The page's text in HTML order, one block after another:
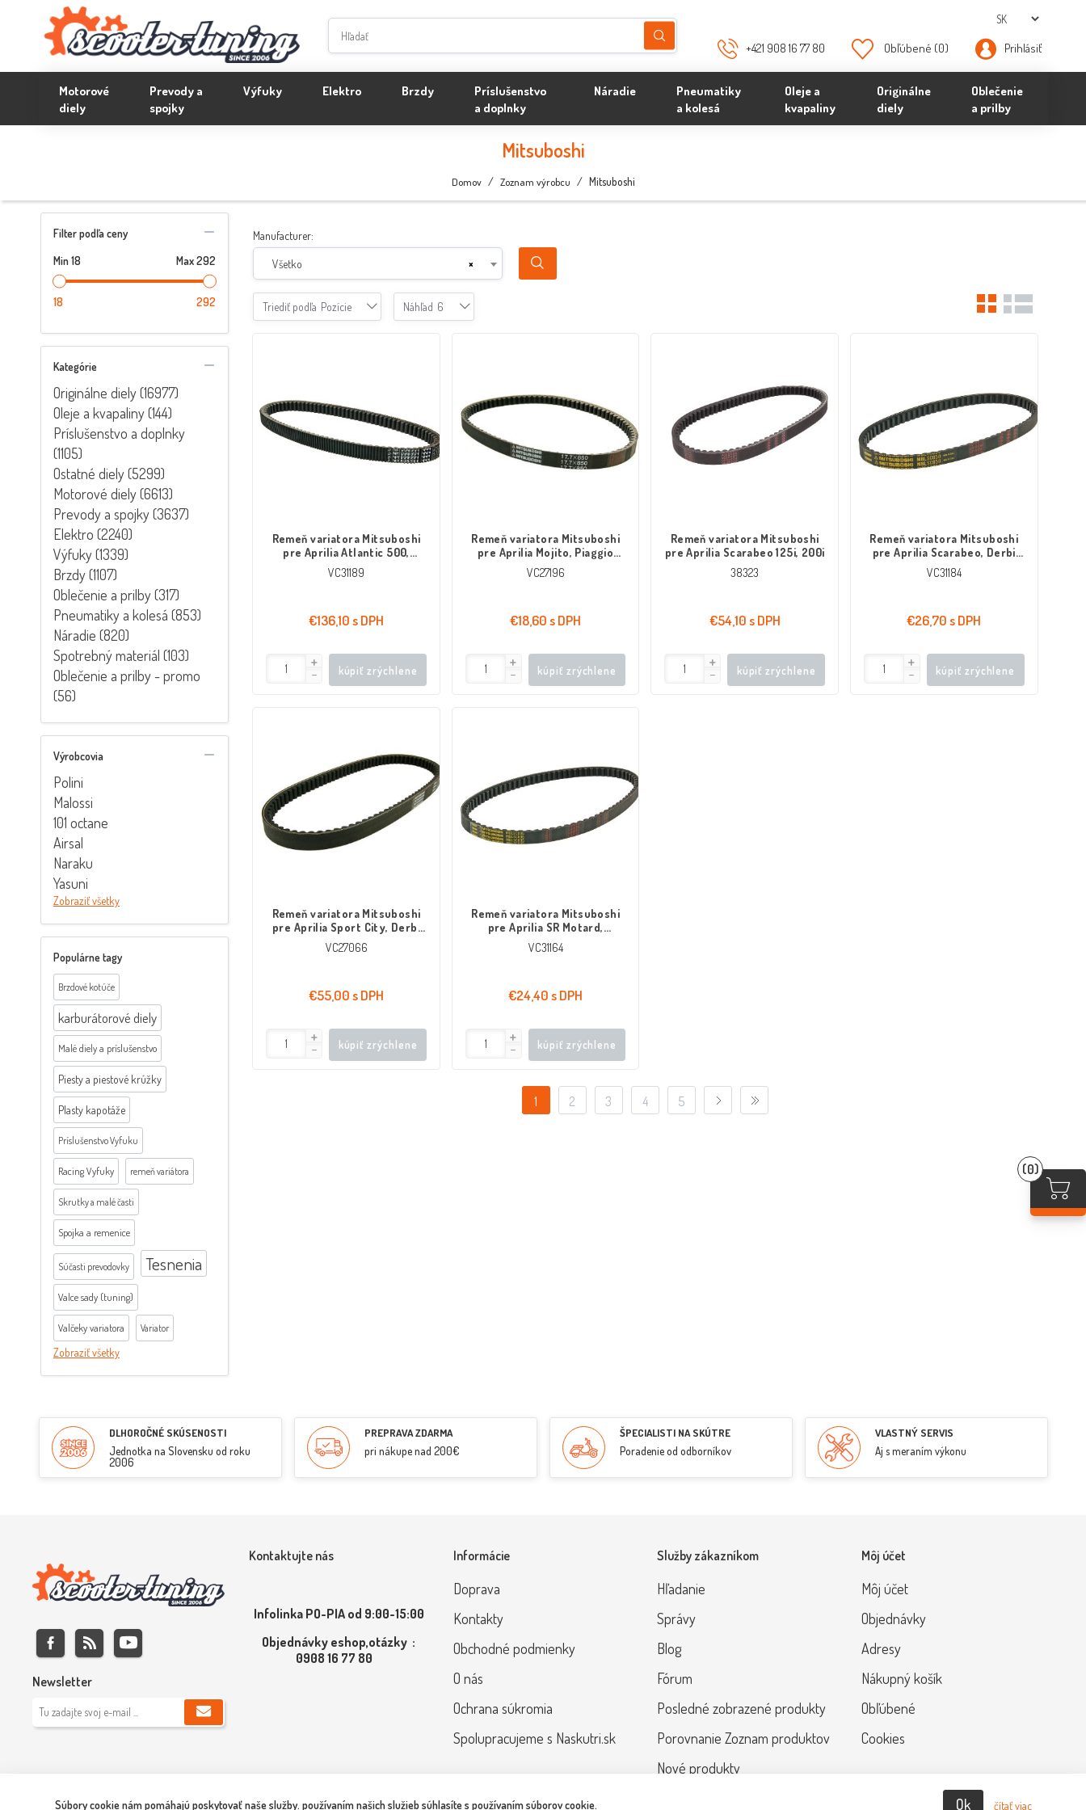
+421 908 16 77 80 Obľúbené (0) Prihlásiť
(0)
Motorové
diely
Prevody a
spojky
Výfuky Elektro Brzdy
Príslušenstvo
a doplnky
Náradie
Pneumatiky
a kolesá
Oleje a
kvapaliny
Originálne
diely
Oblečenie
a prilby
Mitsuboshi
Domov / Zoznam výrobcu / Mitsuboshi
Filter podľa ceny
Min18 Max292
18 292
Kategórie
Originálne diely (16977)
Oleje a kvapaliny (144)
Príslušenstvo a doplnky
(1105)
Ostatné diely (5299)
Motorové diely (6613)
Prevody a spojky (3637)
Elektro (2240)
Výfuky (1339)
Brzdy (1107)
Oblečenie a prilby (317)
Pneumatiky a kolesá (853)
Náradie (820)
Spotrebný materiál (103)
Oblečenie a prilby - promo
(56)
Výrobcovia
Polini
Malossi
101 octane
Airsal
Naraku
Yasuni
Zobraziť všetky
Populárne tagy
Brzdové kotúče
karburátorové diely
Malé diely a príslušenstvo
Piesty a piestové krúžky
Plasty kapotáže
Príslušenstvo Vyfuku
Racing Vyfuky remeň variátora
Skrutky a malé časti
Spojka a remenice
Súčasti prevodovky Tesnenia
Valce sady (tuning)
Valčeky variatora Variator
Zobraziť všetky
Manufacturer:
×
Všetko
Triediť podľa Pozície Náhľad 6
Remeň variatora Mitsuboshi
pre Aprilia Atlantic 500,
Piaggio X9 00-03
VC31189
€136,10 s DPH
kúpiť zrýchlene
Remeň variatora Mitsuboshi
pre Aprilia Mojito, Piaggio
Hexagon LX4, Liberty 125 98-
01
VC27196
€18,60 s DPH
kúpiť zrýchlene
Remeň variatora Mitsuboshi
pre Aprilia Scarabeo 125i, 200i
38323
€54,10 s DPH
kúpiť zrýchlene
Remeň variatora Mitsuboshi
pre Aprilia Scarabeo, Derbi
Atlantis, Piaggio Fly 50 4-takt
VC31184
€26,70 s DPH
kúpiť zrýchlene
Remeň variatora Mitsuboshi
pre Aprilia Sport City, Derbi
Rambla, Piaggio Beverly, X10
125cc
VC27066
€55,00 s DPH
kúpiť zrýchlene
Remeň variatora Mitsuboshi
pre Aprilia SR Motard,
Scarabeo, Piaggio Fly, Liberty
TPH
VC31164
€24,40 s DPH
kúpiť zrýchlene
1 2 3 4 5
DLHOROČNÉ SKÚSENOSTI
Jednotka na Slovensku od roku
2006
PREPRAVA ZDARMA
pri nákupe nad 200€
ŠPECIALISTI NA SKÚTRE
Poradenie od odborníkov
VLASTNÝ SERVIS
Aj s meraním výkonu
Newsletter
Kontaktujte nás
Infolinka PO-PIA od 9:00-15:00
Objednávky eshop,otázky :
0908 16 77 80
Informácie
Doprava
Kontakty
Obchodné podmienky
O nás
Ochrana súkromia
Spolupracujeme s Naskutri.sk
Služby zákazníkom
Hľadanie
Správy
Blog
Fórum
Posledné zobrazené produkty
Porovnanie Zoznam produktov
Nové produkty
Môj účet
Môj účet
Objednávky
Adresy
Nákupný košík
Obľúbené
Cookies
Súbory cookie nám pomáhajú poskytovať naše služby. používaním našich služieb súhlasíte s používaním súborov cookie. Ok čítať viac